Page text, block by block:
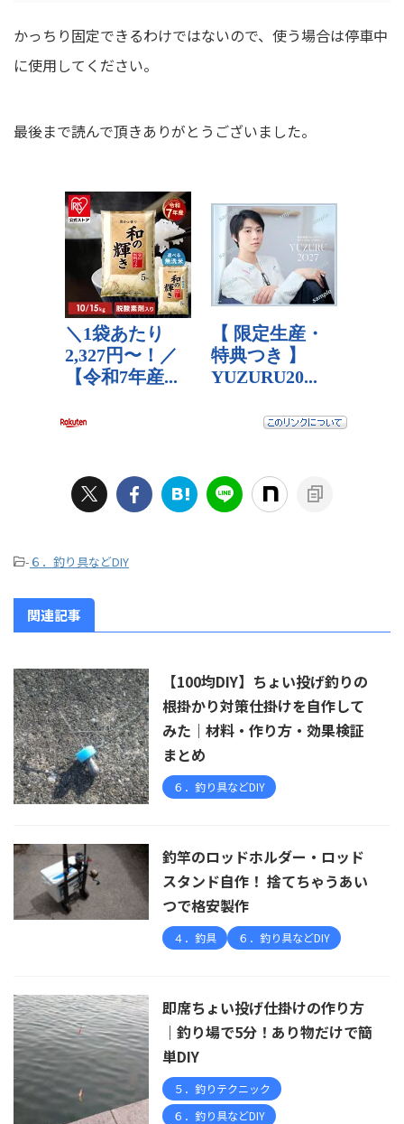
かっちり固定できるわけではないので、使う場合は停車中
に使用してください。
最後まで読んで頂きありがとうございました。
- ６．釣り具などDIY
関連記事
【100均DIY】ちょい投げ釣りの
根掛かり対策仕掛けを自作して
みた｜材料・作り方・効果検証
まとめ
６．釣り具などDIY
釣竿のロッドホルダー・ロッド
スタンド自作！ 捨てちゃうあい
つで格安製作
４．釣具 ６．釣り具などDIY
即席ちょい投げ仕掛けの作り方
｜釣り場で5分！あり物だけで簡
単DIY
５．釣りテクニック
６．釣り具などDIY